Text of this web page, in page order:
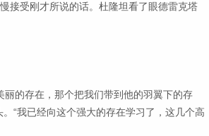
接受刚才所说的话。杜隆坦看了眼德雷克塔
的存在，那个把我们带到他的羽翼下的存
“我已经向这个强大的存在学习了，这几个高